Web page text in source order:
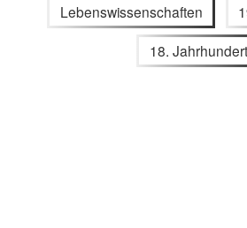
Lebenswissenschaften
18. Jahrhundert